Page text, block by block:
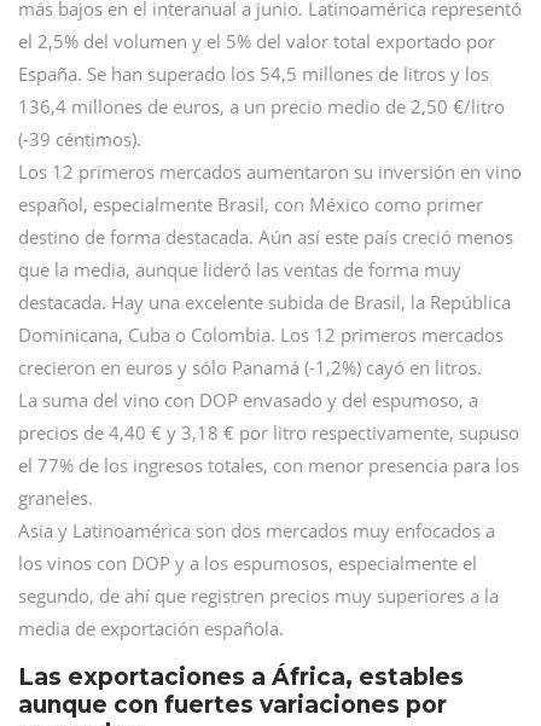
más bajos en el interanual a junio. Latinoamérica representó
el 2,5% del volumen y el 5% del valor total exportado por
España. Se han superado los 54,5 millones de litros y los
136,4 millones de euros, a un precio medio de 2,50 €/litro
(-39 céntimos).
Los 12 primeros mercados aumentaron su inversión en vino
español, especialmente Brasil, con México como primer
destino de forma destacada. Aún así este país creció menos
que la media, aunque lideró las ventas de forma muy
destacada. Hay una excelente subida de Brasil, la República
Dominicana, Cuba o Colombia. Los 12 primeros mercados
crecieron en euros y sólo Panamá (-1,2%) cayó en litros.
La suma del vino con DOP envasado y del espumoso, a
precios de 4,40 € y 3,18 € por litro respectivamente, supuso
el 77% de los ingresos totales, con menor presencia para los
graneles.
Asia y Latinoamérica son dos mercados muy enfocados a
los vinos con DOP y a los espumosos, especialmente el
segundo, de ahí que registren precios muy superiores a la
media de exportación española.
Las exportaciones a África, estables
aunque con fuertes variaciones por